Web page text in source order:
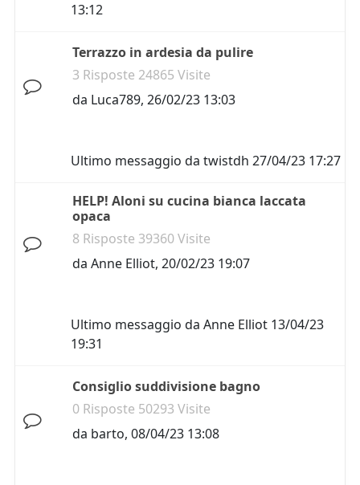
13:12
Terrazzo in ardesia da pulire
3 Risposte 24865 Visite
da Luca789, 26/02/23 13:03
Ultimo messaggio da twistdh 27/04/23 17:27
HELP! Aloni su cucina bianca laccata
opaca
8 Risposte 39360 Visite
da Anne Elliot, 20/02/23 19:07
Ultimo messaggio da Anne Elliot 13/04/23
19:31
Consiglio suddivisione bagno
0 Risposte 50293 Visite
da barto, 08/04/23 13:08